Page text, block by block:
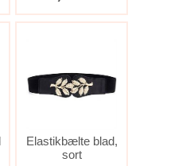
Elastikbælte blad,
sort